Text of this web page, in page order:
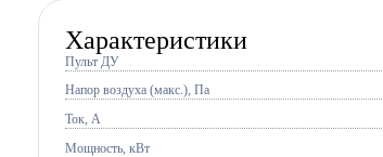
Характеристики
Пульт ДУ
Напор воздуха (макс.), Па
Ток, A
Мощность, кВт